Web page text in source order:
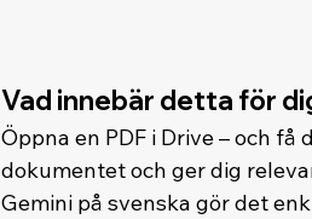
Vad innebär detta för
Öppna en PDF i Drive – och
dokumentet och ger dig
Gemini på svenska gör det